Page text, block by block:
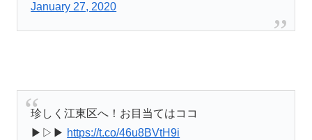
January 27, 2020
珍しく江東区へ！お目当てはココ
▶︎▷▶︎ https://t.co/46u8BVtH9i